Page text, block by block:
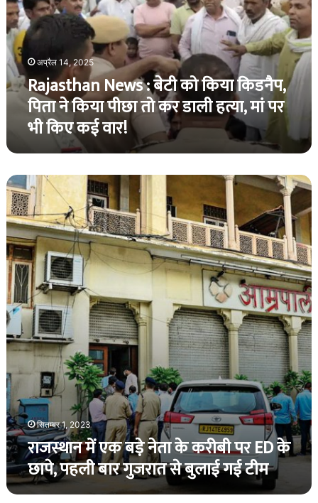
को
किया
किडनैप,
पिता
ने
किया
हत्या,
पर
भी
किए
कई
वार!
अप्रैल 14, 2025
Rajasthan News : बेटी को किया किडनैप,
पिता ने किया पीछा तो कर डाली हत्या, मां पर
भी किए कई वार!
राजस्थान
में
एक
बड़े
नेता
के
करीबी
पर
ED
के
छापे,
पहली
गुजरात
से
बुलाई
गई
टीम
सितम्बर 1, 2023
राजस्थान में एक बड़े नेता के करीबी पर ED के
छापे, पहली बार गुजरात से बुलाई गई टीम